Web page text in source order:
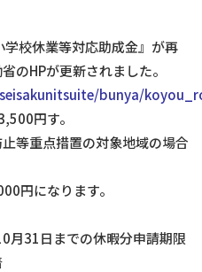
校休業等対応助成金』が再
のHPが更新されました。
bunya/
円す。
等重点措置の対象地域の場合
円になります。
月31日までの休暇分申請期限